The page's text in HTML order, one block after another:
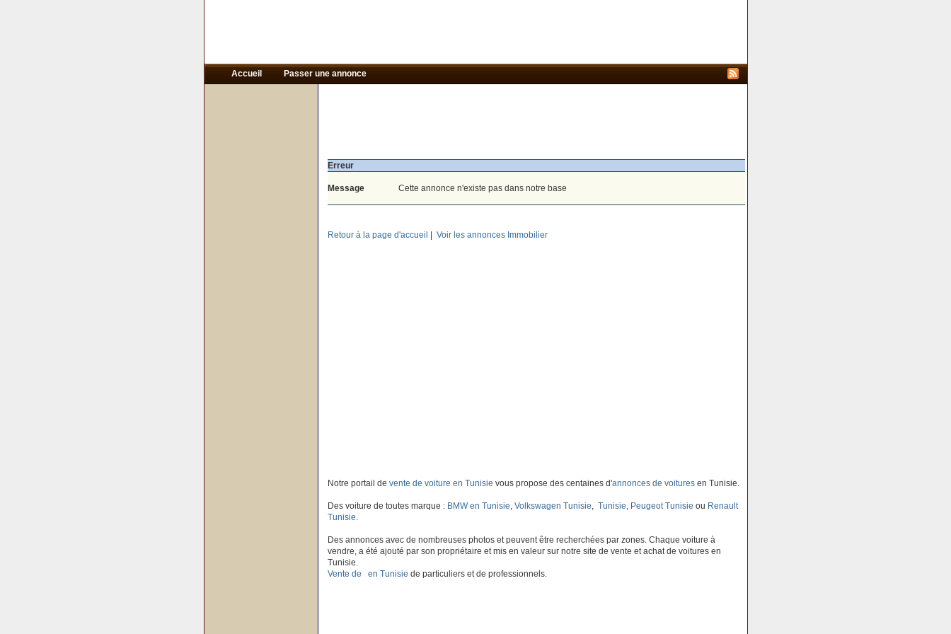
Accueil Passer une annonce
Erreur
Message Cette annonce n'existe pas dans notre base
Retour à la page d'accueil Voir les annonces Immobilier
Notre portail de vente de voiture en Tunisie vous propose des centaines d'annonces de voituresen Tunisie.
Des voiture de toutes marque : BMW en Tunisie, Volkswagen Tunisie, Tunisie, Peugeot Tunisie ou Renault
Tunisie.
Des annonces avec de nombreuses photos et peuvent être recherchées par zones. Chaque voiture à
vendre, a été ajouté par son propriétaire et mis en valeur sur notre site de vente et achat de voitures en
Tunisie.
Vente de en Tunisie de particuliers et de professionnels.